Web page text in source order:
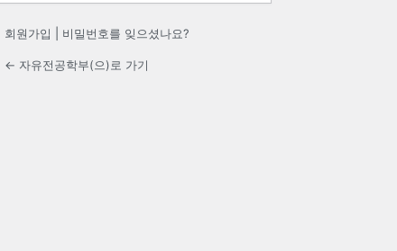
회원가입 비밀번호를 잊으셨나요?
← 자유전공학부(으)로 가기